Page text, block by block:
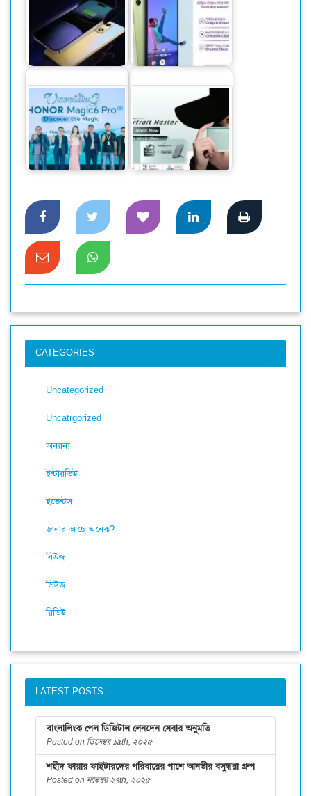
রিভার্স ওয়্যারলেস চার্জিং
কী, আর কীভাবে কাজ
করে
‘অসাম’ সিরিজের নতুন
স্মার্টফোন নিয়ে এলো
স্যামসাং
দেশের বাজারে বিশ্বের
নাম্বার ওয়ান স্মার্টফোন
অনার…
অনার ২০০ এবং ২০০
প্রো প্রি-বুকিংয়ে দুর্দান্ত
অফার
CATEGORIES
Uncategorized
Uncatrgorized
অন্যান্য
ইন্টারভিউ
ইভেন্টস
জানার আছে অনেক?
নিউজ
ভিউজ
রিভিউ
LATEST POSTS
বাংলালিংক পেল ডিজিটাল লেনদেন সেবার অনুমতি
Posted on ডিসেম্বর ১৯th, ২০২৫
শহীদ ফায়ার ফাইটারদের পরিবারের পাশে আনভীর বসুন্ধরা গ্রুপ
Posted on নভেম্বর ২৭th, ২০২৫